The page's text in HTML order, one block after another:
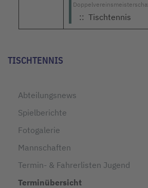
:: Tischtennis
TISCHTENNIS
Abteilungsnews
Spielberichte
Fotogalerie
Mannschaften
Termin- & Fahrerlisten Jugend
Terminübersicht